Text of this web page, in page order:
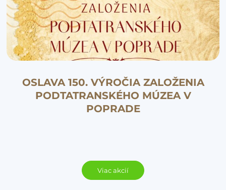
OSLAVA 150. VÝROČIA ZALOŽENIA
PODTATRANSKÉHO MÚZEA V
POPRADE
Viac akcií